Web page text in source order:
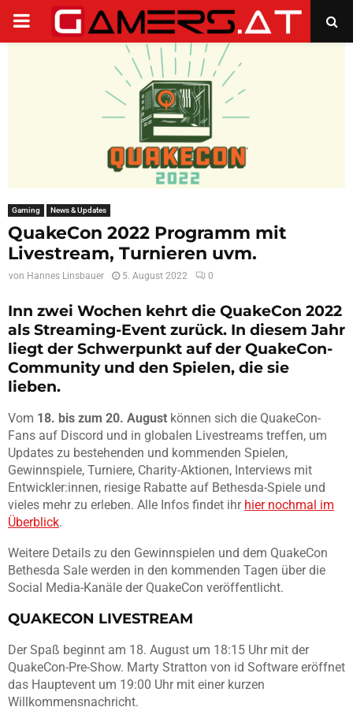
PRIMARY
Gaming News & Updates
QuakeCon 2022 Programm mit
Livestream, Turnieren uvm.
von Hannes Linsbauer 5. August 2022 0
Inn zwei Wochen kehrt die QuakeCon 2022
als Streaming-Event zurück. In diesem Jahr
liegt der Schwerpunkt auf der QuakeCon-
Community und den Spielen, die sie
lieben.
Vom 18. bis zum 20. August können sich die QuakeCon-
Fans auf Discord und in globalen Livestreams treffen, um
Updates zu bestehenden und kommenden Spielen,
Gewinnspiele, Turniere, Charity-Aktionen, Interviews mit
Entwickler:innen, riesige Rabatte auf Bethesda-Spiele und
vieles mehr zu erleben. Alle Infos findet ihr hier nochmal im
Überblick.
Weitere Details zu den Gewinnspielen und dem QuakeCon
Bethesda Sale werden in den kommenden Tagen über die
Social Media-Kanäle der QuakeCon veröffentlicht.
QUAKECON LIVESTREAM
Der Spaß beginnt am 18. August um 18:15 Uhr mit der
QuakeCon-Pre-Show. Marty Stratton von id Software eröffnet
das Hauptevent um 19:00 Uhr mit einer kurzen
Willkommensnachricht.